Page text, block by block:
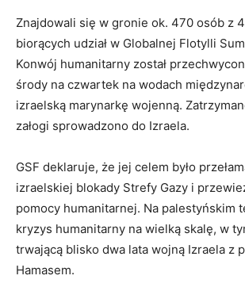
Znajdowali się w gronie ok. 470 osób z
biorących udział w Globalnej Flotylli
Konwój humanitarny został
środy na czwartek na wodach
izraelską marynarkę wojenną.
załogi sprowadzono do Izraela.
GSF deklaruje, że jej celem było
izraelskiej blokady Strefy Gazy i
pomocy humanitarnej. Na palestyńskim
kryzys humanitarny na wielką skalę, w
trwającą blisko dwa lata wojną Izraela z
Hamasem.